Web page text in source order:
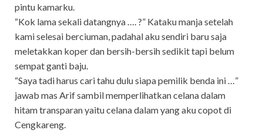
pintu kamarku.
“Kok lama sekali datangnya …. ?” Kataku manja setelah
kami selesai berciuman, padahal aku sendiri baru saja
meletakkan koper dan bersih-bersih sedikit tapi belum
sempat ganti baju.
“Saya tadi harus cari tahu dulu siapa pemilik benda ini …”
jawab mas Arif sambil memperlihatkan celana dalam
hitam transparan yaitu celana dalam yang aku copot di
Cengkareng.